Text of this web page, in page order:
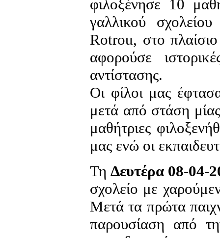
φιλοξένησε 10
γαλλικού
Rotrou, στο
αφορούσε
αντίστασης.
Oι φίλοι μας
μετά από στάση
μαθήτριες
μας ενώ οι
ΤηΔευτέρα 08-04-
σχολείο με
Μετά τα πρώτα
παρουσίαση από